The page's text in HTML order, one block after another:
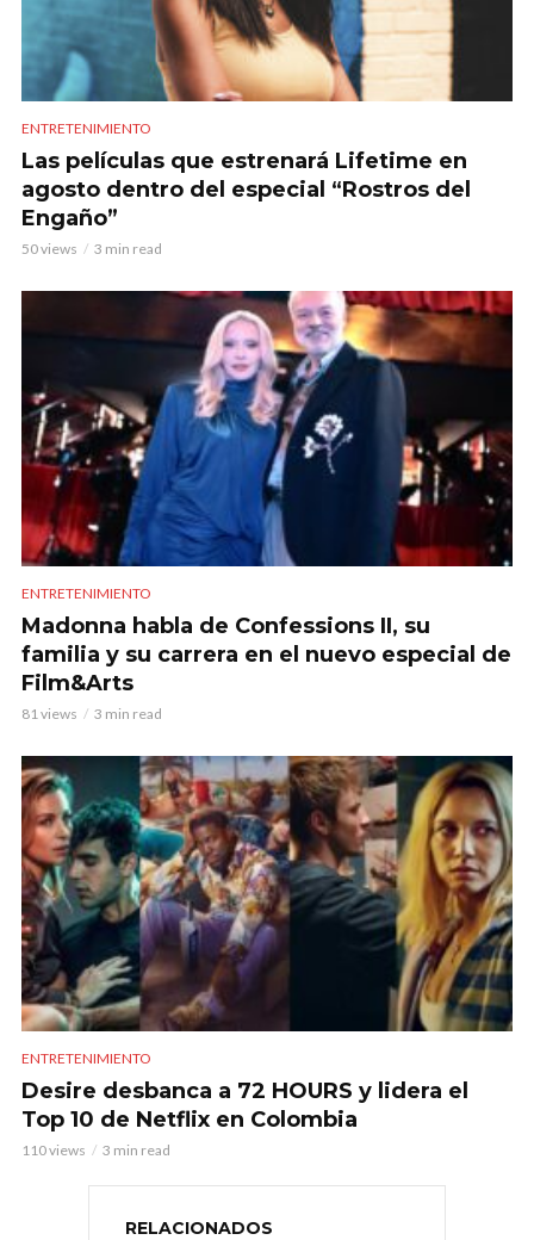
ENTRETENIMIENTO
Las películas que estrenará Lifetime en
agosto dentro del especial “Rostros del
Engaño”
50 views 3 min read
ENTRETENIMIENTO
Madonna habla de Confessions II, su
familia y su carrera en el nuevo especial de
Film&Arts
81 views 3 min read
ENTRETENIMIENTO
Desire desbanca a 72 HOURS y lidera el
Top 10 de Netflix en Colombia
110 views 3 min read
RELACIONADOS